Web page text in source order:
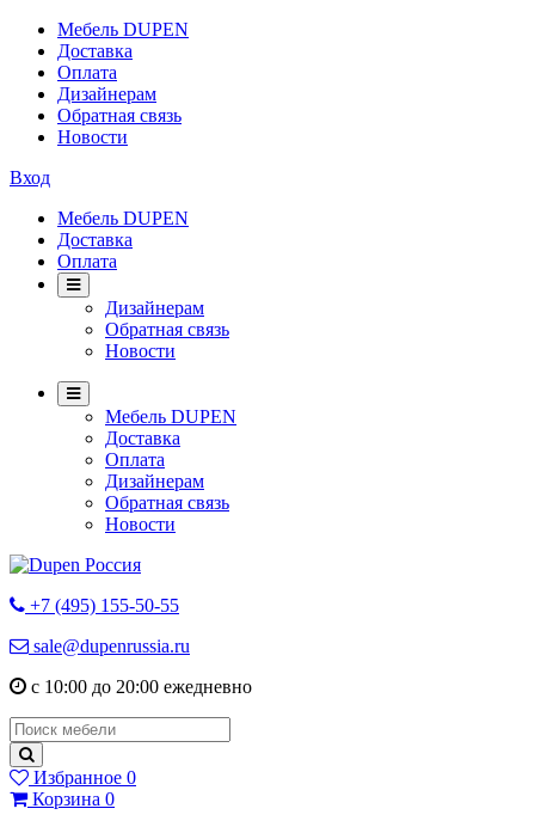
Мебель DUPEN
Доставка
Оплата
Дизайнерам
Обратная связь
Новости
Вход
Мебель DUPEN
Доставка
Оплата
Дизайнерам
Обратная связь
Новости
Мебель DUPEN
Доставка
Оплата
Дизайнерам
Обратная связь
Новости
+7 (495) 155-50-55
sale@dupenrussia.ru
с 10:00 до 20:00 ежедневно
Избранное 0
Корзина 0